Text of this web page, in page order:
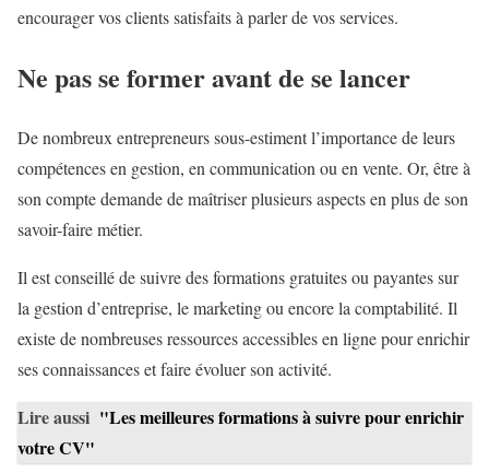
encourager vos clients satisfaits à parler de vos services.
Ne pas se former avant de se lancer
De nombreux entrepreneurs sous-estiment l’importance de leurs
compétences en gestion, en communication ou en vente. Or, être à
son compte demande de maîtriser plusieurs aspects en plus de son
savoir-faire métier.
Il est conseillé de suivre des formations gratuites ou payantes sur
la gestion d’entreprise, le marketing ou encore la comptabilité. Il
existe de nombreuses ressources accessibles en ligne pour enrichir
ses connaissances et faire évoluer son activité.
Lire aussi "Les meilleures formations à suivre pour enrichir
votre CV"